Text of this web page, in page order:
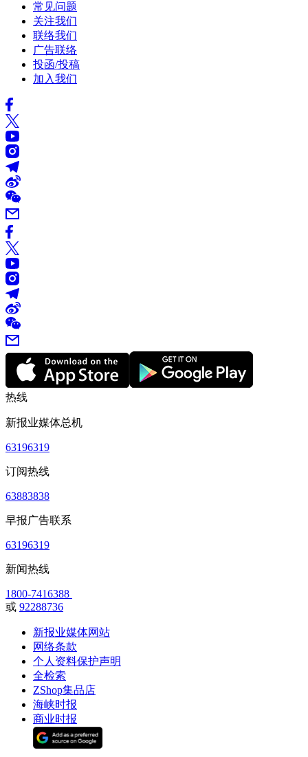
常见问题
关注我们
联络我们
广告联络
投函/投稿
加入我们
热线
新报业媒体总机
63196319
订阅热线
63883838
早报广告联系
63196319
新闻热线
1800-7416388
或 92288736
新报业媒体网站
网络条款
个人资料保护声明
全检索
ZShop集品店
海峡时报
商业时报